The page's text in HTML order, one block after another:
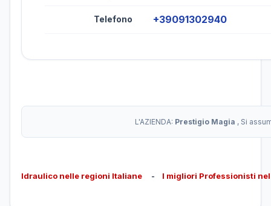
Telefono +39091302940
L'AZIENDA: Prestigio Magia , Si
Idraulico nelle regioni Italiane - I migliori Professionisti